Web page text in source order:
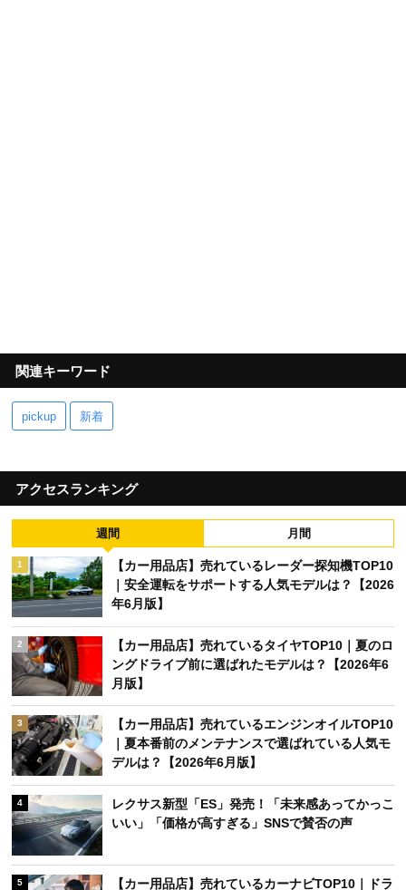
関連キーワード
pickup 新着
アクセスランキング
週間 月間
1
【カー用品店】売れているレーダー探知機TOP10
｜安全運転をサポートする人気モデルは？【2026
年6月版】
2
【カー用品店】売れているタイヤTOP10｜夏のロ
ングドライブ前に選ばれたモデルは？【2026年6
月版】
3
【カー用品店】売れているエンジンオイルTOP10
｜夏本番前のメンテナンスで選ばれている人気モ
デルは？【2026年6月版】
4
レクサス新型「ES」発売！「未来感あってかっこ
いい」「価格が高すぎる」SNSで賛否の声
5 【カー用品店】売れているカーナビTOP10｜ドラ